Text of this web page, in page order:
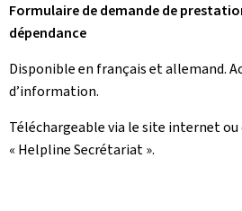
Formulaire de demande de
dépendance
Disponible en français et allemand.
d’information.
Téléchargeable via le site internet
« Helpline Secrétariat ».